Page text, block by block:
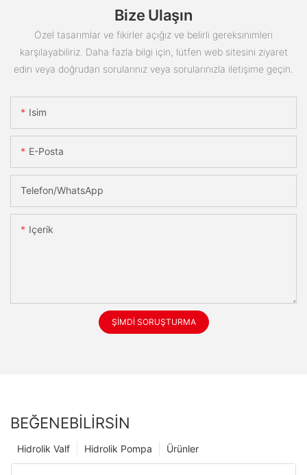
Bize Ulaşın
Özel tasarımlar ve fikirler açığız ve belirli gereksinimleri
karşılayabiliriz. Daha fazla bilgi için, lütfen web sitesini ziyaret
edin veya doğrudan sorularınız veya sorularınızla iletişime geçin.
Isim
E-Posta
Telefon/WhatsApp
Içerik
ŞIMDI SORUŞTURMA
BEĞENEBILIRSIN
Ürünler
Hidrolik Pompa
Hidrolik Valf